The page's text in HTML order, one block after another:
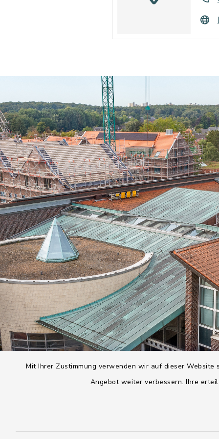
Mit Ihrer Zustimmung verwenden wir auf dieser
Angebot weiter verbessern. Ihre